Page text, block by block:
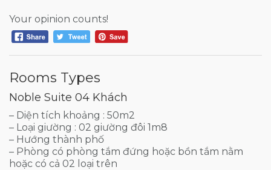
Your opinion counts!
Rooms Types
Noble Suite 04 Khách
– Diện tích khoảng : 50m2
– Loại giường : 02 giường đôi 1m8
– Hướng thành phố
– Phòng có phòng tắm đứng hoặc bồn tắm nằm
hoặc có cả 02 loại trên